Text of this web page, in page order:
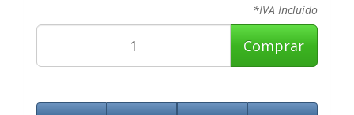
*IVA Incluido
Comprar